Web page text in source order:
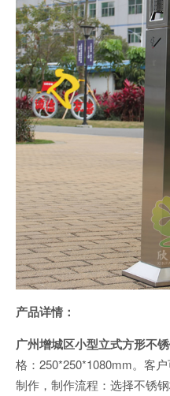
产品详情：
广州增城区小型立式方形不
格：250*250*1080mm。客
制作，制作流程：选择不锈